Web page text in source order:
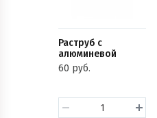
Раструб с
алюминевой
выкидной трубкой
60 руб.